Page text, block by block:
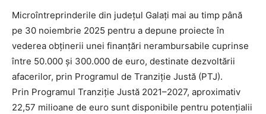
Microîntreprinderile din județul Galați mai au timp până
pe 30 noiembrie 2025 pentru a depune proiecte în
vederea obținerii unei finanțări nerambursabile cuprinse
între 50.000 și 300.000 de euro, destinate dezvoltării
afacerilor, prin Programul de Tranziție Justă (PTJ).
Prin Programul Tranziție Justă 2021–2027, aproximativ
22,57 milioane de euro sunt disponibile pentru potențialii